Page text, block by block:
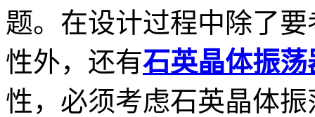
题。在设计过程中除了
性外，还有石英晶体振荡
性，必须考虑石英晶体